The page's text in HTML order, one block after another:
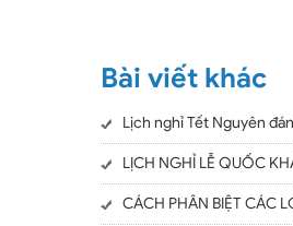
Bài viết khác
Lịch nghỉ Tết Nguyên
LỊCH NGHỈ LỄ QUỐC
CÁCH PHÂN BIỆT CÁC